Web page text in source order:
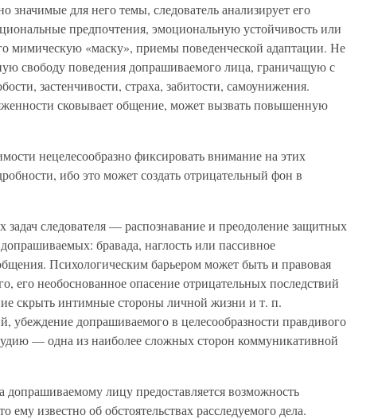
значимые для него темы, следователь анализирует его
предпочтения, эмоциональную устойчивость или
мимическую «маску», приемы поведенческой адаптации. Не
свободу поведения допрашиваемого лица, граничащую с
застенчивости, страха, забитости, самоунижения.
сковывает общение, может вызвать повышенную
нецелесообразно фиксировать внимание на этих
ибо это может создать отрицательный фон в
задач следователя — распознавание и преодоление защитных
бравада, наглость или пассивное
Психологическим барьером может быть и правовая
его необоснованное опасение отрицательных последствий
скрыть интимные стороны личной жизни и т. п.
убеждение допрашиваемого в целесообразности правдивого
— одна из наиболее сложных сторон коммуникативной
допрашиваемому лицу предоставляется возможность
ему известно об обстоятельствах расследуемого дела.